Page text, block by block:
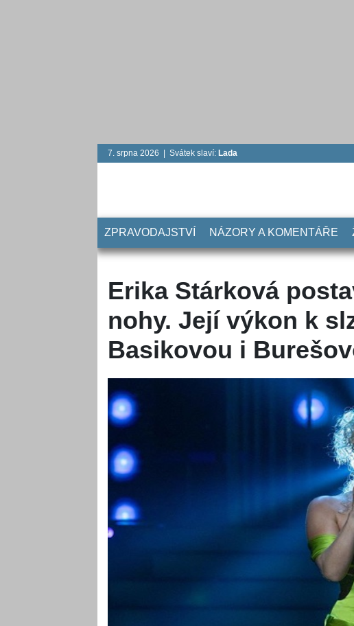
7. srpna 2026 | Svátek slaví: Lada
ZPRAVODAJSTVÍ NÁZORY A KOMENTÁŘE
Erika Stárková
nohy. Její výkon k
Basikovou i